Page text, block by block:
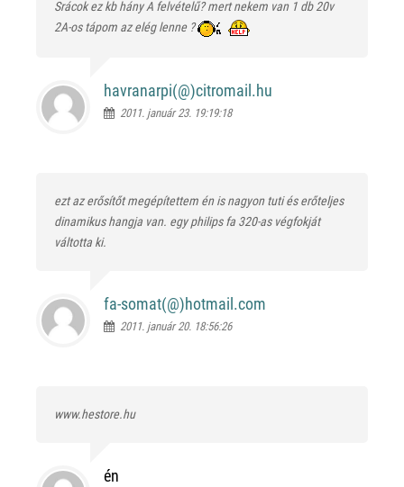
Srácok ez kb hány A felvételű? mert nekem van 1 db 20v
2A-os tápom az elég lenne ?
havranarpi(@)citromail.hu
2011. január 23. 19:19:18
ezt az erősítőt megépítettem én is nagyon tuti és erőteljes
dinamikus hangja van. egy philips fa 320-as végfokját
váltotta ki.
fa-somat(@)hotmail.com
2011. január 20. 18:56:26
www.hestore.hu
én